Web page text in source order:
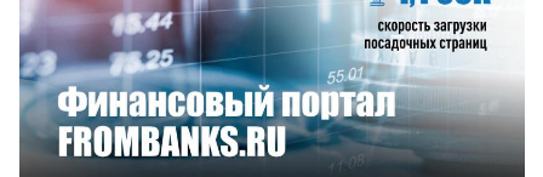
Смотреть проект